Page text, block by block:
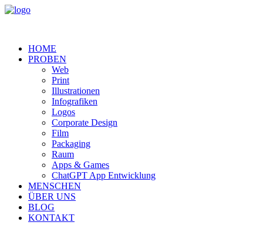
HOME
PROBEN
Web
Print
Illustrationen
Infografiken
Logos
Corporate Design
Film
Packaging
Raum
Apps & Games
ChatGPT App Entwicklung
MENSCHEN
ÜBER UNS
BLOG
KONTAKT